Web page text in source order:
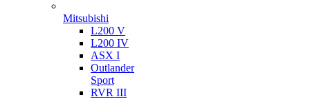
Mitsubishi
L200 V
L200 IV
ASX I
Outlander
Sport
RVR III